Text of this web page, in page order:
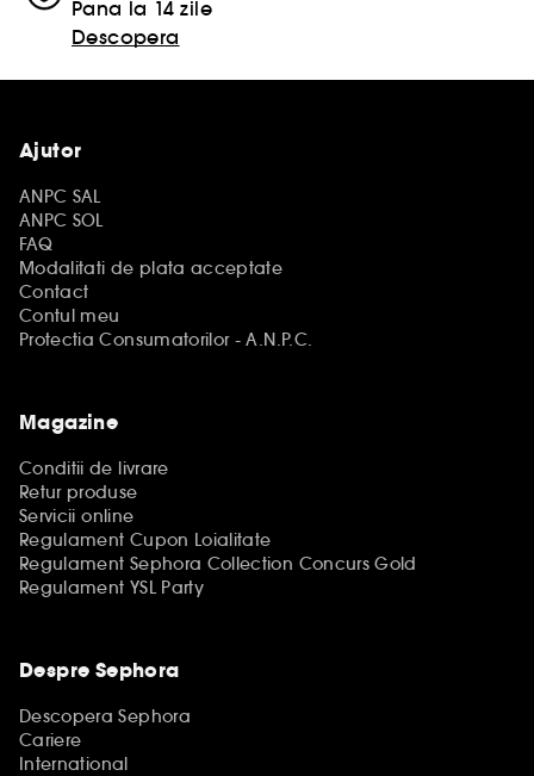
Pana la 14 zile
Descopera
Ajutor
ANPC SAL
ANPC SOL
FAQ
Modalitati de plata acceptate
Contact
Contul meu
Protectia Consumatorilor - A.N.P.C.
Magazine
Conditii de livrare
Retur produse
Servicii online
Regulament Cupon Loialitate
Regulament Sephora Collection Concurs Gold
Regulament YSL Party
Despre Sephora
Descopera Sephora
Cariere
International